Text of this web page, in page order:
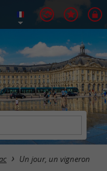
Un jour, un vigneron